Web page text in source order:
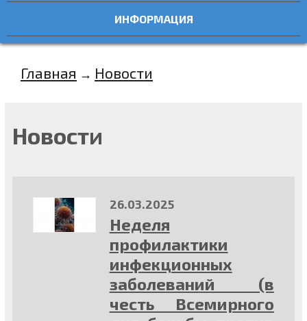
ИНФОРМАЦИЯ
Главная → Новости
Новости
26.03.2025
Неделя
профилактики
инфекционных
заболеваний (в
честь Всемирного